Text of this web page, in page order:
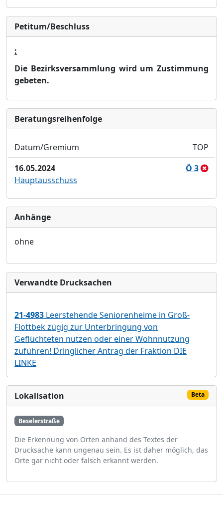
Petitum/Beschluss
:
Die Bezirksversammlung wird um Zustimmung
gebeten.
Bera­tungs­reihen­folge
Datum/Gremium
TOP
16.05.2024
Ö 3
Hauptausschuss
Anhänge
ohne
Verwandte Drucksachen
21-4983 Leerstehende Seniorenheime in Groß-
Flottbek zügig zur Unterbringung von
Geflüchteten nutzen oder einer Wohnnutzung
zuführen! Dringlicher Antrag der Fraktion DIE
LINKE
Lokalisation Beta
Beselerstraße
Die Erkennung von Orten anhand des Textes der
Drucksache kann ungenau sein. Es ist daher möglich, das
Orte gar nicht oder falsch erkannt werden.